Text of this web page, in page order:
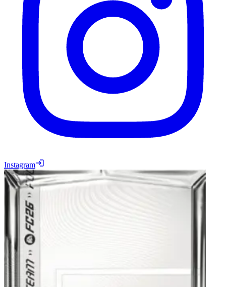
Instagram